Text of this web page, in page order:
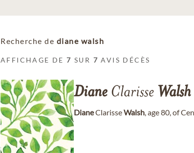
Recherche de diane walsh
AFFICHAGE DE7 SUR 7 AVIS DÉCÈS
Diane Clarisse Walsh
DianeClarisseWalsh, age 80, of